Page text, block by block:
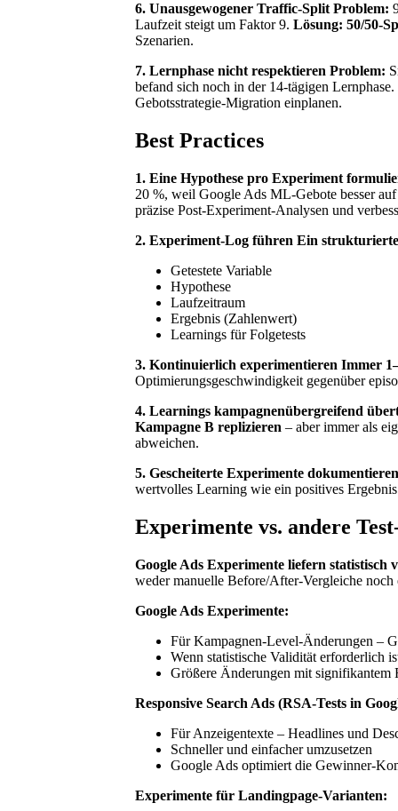
6. Unausgewogener Traffic-Split Problem:
Laufzeit steigt um Faktor 9. Lösung: 50/50-
Szenarien.
7. Lernphase nicht respektieren Problem:
befand sich noch in der 14-tägigen Lernphase.
Gebotsstrategie-Migration einplanen.
Best Practices
1. Eine Hypothese pro Experiment
20 %, weil Google Ads ML-Gebote besser
präzise Post-Experiment-Analysen und
2. Experiment-Log führen Ein
Getestete Variable
Hypothese
Laufzeitraum
Ergebnis (Zahlenwert)
Learnings für Folgetests
3. Kontinuierlich experimentieren Immer
Optimierungsgeschwindigkeit gegenüber
4. Learnings kampagnenübergreifend
Kampagne B replizieren – aber immer als
abweichen.
5. Gescheiterte Experimente dokumentieren
wertvolles Learning wie ein positives
Experimente vs. andere
Google Ads Experimente liefern statistisch
weder manuelle Before/After-Vergleiche noch
Google Ads Experimente:
Für Kampagnen-Level-Änderungen –
Wenn statistische Validität erforderlich
Größere Änderungen mit signifikantem
Responsive Search Ads (RSA-Tests in
Für Anzeigentexte – Headlines und
Schneller und einfacher umzusetzen
Google Ads optimiert die Gewinner-
Experimente für Landingpage-Varianten: